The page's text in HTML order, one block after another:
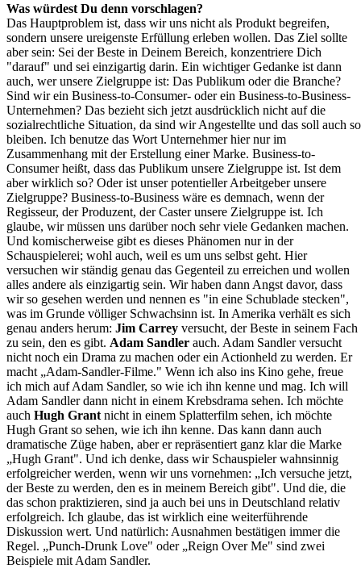
Was würdest Du denn vorschlagen?
Das Hauptproblem ist, dass wir uns nicht als Produkt begreifen,
sondern unsere ureigenste Erfüllung erleben wollen. Das Ziel sollte
aber sein: Sei der Beste in Deinem Bereich, konzentriere Dich
"darauf" und sei einzigartig darin. Ein wichtiger Gedanke ist dann
auch, wer unsere Zielgruppe ist: Das Publikum oder die Branche?
Sind wir ein Business-to-Consumer- oder ein Business-to-Business-
Unternehmen? Das bezieht sich jetzt ausdrücklich nicht auf die
sozialrechtliche Situation, da sind wir Angestellte und das soll auch so
bleiben. Ich benutze das Wort Unternehmer hier nur im
Zusammenhang mit der Erstellung einer Marke. Business-to-
Consumer heißt, dass das Publikum unsere Zielgruppe ist. Ist dem
aber wirklich so? Oder ist unser potentieller Arbeitgeber unsere
Zielgruppe? Business-to-Business wäre es demnach, wenn der
Regisseur, der Produzent, der Caster unsere Zielgruppe ist. Ich
glaube, wir müssen uns darüber noch sehr viele Gedanken machen.
Und komischerweise gibt es dieses Phänomen nur in der
Schauspielerei; wohl auch, weil es um uns selbst geht. Hier
versuchen wir ständig genau das Gegenteil zu erreichen und wollen
alles andere als einzigartig sein. Wir haben dann Angst davor, dass
wir so gesehen werden und nennen es "in eine Schublade stecken",
was im Grunde völliger Schwachsinn ist. In Amerika verhält es sich
genau anders herum: Jim Carrey versucht, der Beste in seinem Fach
zu sein, den es gibt. Adam Sandler auch. Adam Sandler versucht
nicht noch ein Drama zu machen oder ein Actionheld zu werden. Er
macht „Adam-Sandler-Filme." Wenn ich also ins Kino gehe, freue
ich mich auf Adam Sandler, so wie ich ihn kenne und mag. Ich will
Adam Sandler dann nicht in einem Krebsdrama sehen. Ich möchte
auch Hugh Grant nicht in einem Splatterfilm sehen, ich möchte
Hugh Grant so sehen, wie ich ihn kenne. Das kann dann auch
dramatische Züge haben, aber er repräsentiert ganz klar die Marke
„Hugh Grant". Und ich denke, dass wir Schauspieler wahnsinnig
erfolgreicher werden, wenn wir uns vornehmen: „Ich versuche jetzt,
der Beste zu werden, den es in meinem Bereich gibt". Und die, die
das schon praktizieren, sind ja auch bei uns in Deutschland relativ
erfolgreich. Ich glaube, das ist wirklich eine weiterführende
Diskussion wert. Und natürlich: Ausnahmen bestätigen immer die
Regel. „Punch-Drunk Love" oder „Reign Over Me" sind zwei
Beispiele mit Adam Sandler.